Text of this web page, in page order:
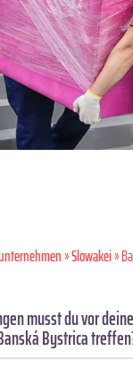
»Slowakei»
musst du vor
Bystrica